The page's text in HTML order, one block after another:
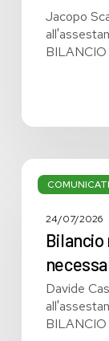
Jacopo
Bilancio
regionale:
svolta
24/07/2026
Bilancio
Davide